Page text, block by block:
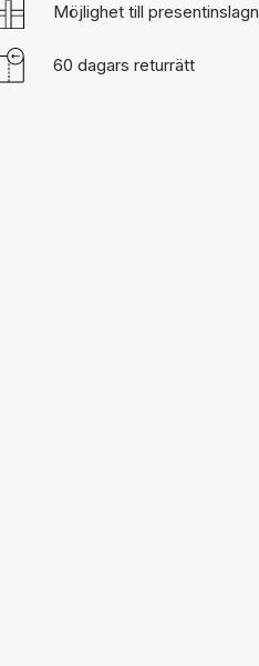
Möjlighet till
60 dagars returrätt